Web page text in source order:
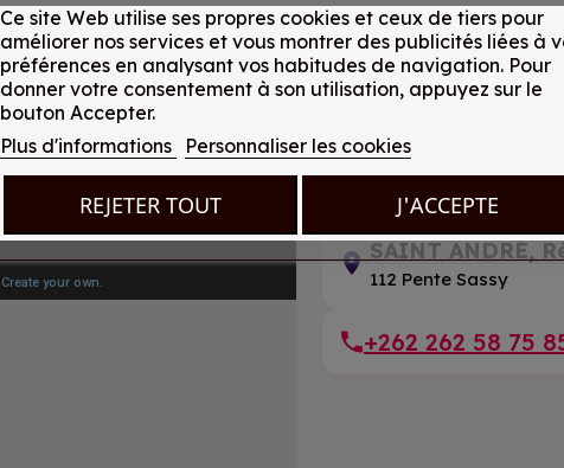
SAINT ANDRÉ,
112 Pente Sassy
+262 262 58 75
Ce site Web utilise ses propres cookies et ceux de tiers pour
améliorer nos services et vous montrer des publicités liées à
préférences en analysant vos habitudes de navigation. Pour
donner votre consentement à son utilisation, appuyez sur le
bouton Accepter.
Plus d'informations
Personnaliser les cookies
REJETER TOUT J'ACCEPTE